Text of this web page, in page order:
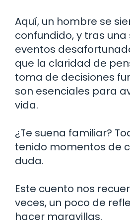
Aquí, un hombre se
confundido, y tras una
eventos
que la claridad de
toma de decisiones
son esenciales para
vida.
¿Te suena familiar?
tenido momentos de
duda.
Este cuento nos
veces, un poco de
hacer maravillas.